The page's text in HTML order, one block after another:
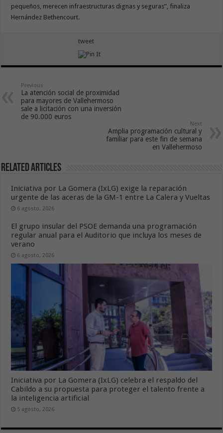
pequeños, merecen infraestructuras dignas y seguras”, finaliza
Hernández Bethencourt.
tweet
Previous
La atención social de proximidad
para mayores de Vallehermoso
sale a licitación con una inversión
de 90.000 euros
Next
Amplia programación cultural y
familiar para este fin de semana
en Vallehermoso
Related Articles
Iniciativa por La Gomera (IxLG) exige la reparación
urgente de las aceras de la GM-1 entre La Calera y Vueltas
6 agosto, 2026
El grupo insular del PSOE demanda una programación
regular anual para el Auditorio que incluya los meses de
verano
6 agosto, 2026
Iniciativa por La Gomera (IxLG) celebra el respaldo del
Cabildo a su propuesta para proteger el talento frente a
la inteligencia artificial
5 agosto, 2026